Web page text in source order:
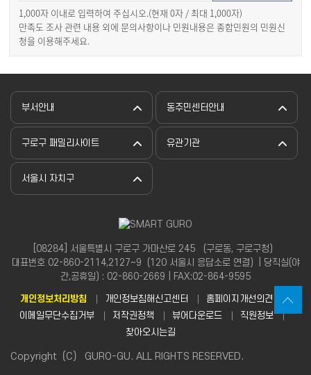
1,000자 이내로 입력하여 주십시오.(현재 0자 / 최대 1,000자)
만족도 조사 관련 내용 외에 문의사항이나 민원내용은 종합민원의 민원신
청을 이용해주세요.
부서안내 동주민센터안내
구로구 패밀리사이트 유관기관
서울시 자치구
[08284] 서울특별시 구로구 가마산로 245 （구로동, 구로구청）
대표번호 02-860-2114,2127~9（120 서울시 응답소로 연결）| 당직실(야
간,공휴일) : 02-860-2669 | FAX:02-864-9595
개인정보처리방침 개인정보침해신고센터
홈페이지개선의견
이메일무단수집거부
저작권정책 뷰어다운로드
직원정보
찾아오시는길
Copyright（C） GURO-GU. ALL RIGHTS RESERVED.